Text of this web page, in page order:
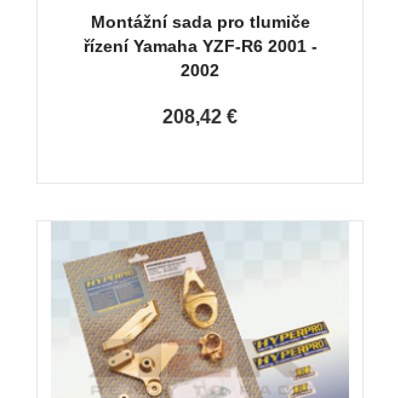
Montážní sada pro tlumiče
řízení Yamaha YZF-R6 2001 -
2002
208,42 €